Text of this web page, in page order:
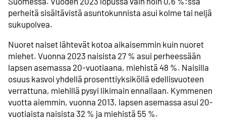
perheitä sisältävistä asuntokunnista asui kolme tai neljä
sukupolvea.
Nuoret naiset lähtevät kotoa aikaisemmin kuin nuoret
miehet. Vuonna 2023 naisista 27 % asui perheessään
lapsen asemassa 20-vuotiaana, miehistä 48 %. Naisilla
osuus kasvoi yhdellä prosenttiyksiköllä edellisvuoteen
verrattuna, miehillä pysyi likimain ennallaan. Kymmenen
vuotta aiemmin, vuonna 2013, lapsen asemassa asui 20-
vuotiaista naisista 32 % ja miehistä 55 %.